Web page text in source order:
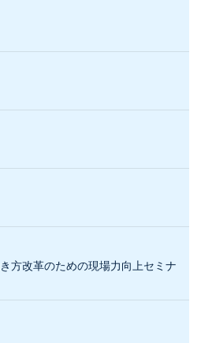
方改革のための現場力向上セミナ